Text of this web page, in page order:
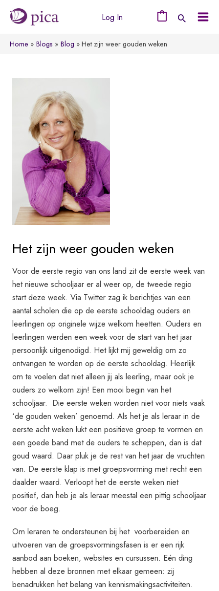
naar
de
inhoud
Log In
Home Blogs Blog Het zijn weer gouden weken
Het zijn weer gouden weken
Voor de eerste regio van ons land zit de eerste week van
het nieuwe schooljaar er al weer op, de tweede regio
start deze week. Via Twitter zag ik berichtjes van een
aantal scholen die op de eerste schooldag ouders en
leerlingen op originele wijze welkom heetten. Ouders en
leerlingen werden een week voor de start van het jaar
persoonlijk uitgenodigd. Het lijkt mij geweldig om zo
ontvangen te worden op de eerste schooldag. Heerlijk
om te voelen dat niet alleen jij als leerling, maar ook je
ouders zo welkom zijn! Een mooi begin van het
schooljaar. Die eerste weken worden niet voor niets vaak
‘de gouden weken’ genoemd. Als het je als leraar in de
eerste acht weken lukt een positieve groep te vormen en
een goede band met de ouders te scheppen, dan is dat
goud waard. Daar pluk je de rest van het jaar de vruchten
van. De eerste klap is met groepsvorming met recht een
daalder waard. Verloopt het de eerste weken niet
positief, dan heb je als leraar meestal een pittig schooljaar
voor de boeg.
Om leraren te ondersteunen bij het voorbereiden en
uitvoeren van de groepsvormingsfasen is er een rijk
aanbod aan boeken, websites en cursussen. Eén ding
hebben al deze bronnen met elkaar gemeen: zij
benadrukken het belang van kennismakingsactiviteiten.